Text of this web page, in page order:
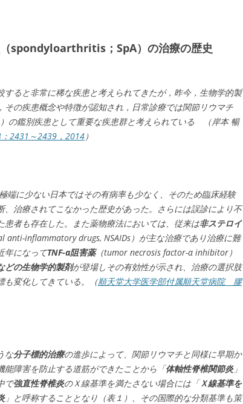
（spondyloarthritis；SpA）の治療の歴史
すると非常に稀な疾患と考えられてきたが，昨今，生物学的製
その疾患概念や特徴が認知され，日常診療では関節リウマチ
の鑑別疾患として重要な疾患群と考えられている （岸本 暢
2431～2439，2014）
端に少ない日本ではその有病率も少なく、そのため臨床経験
、治療されてこなかった歴史があった。さらには誤診により不
患者も存在した。また薬物療法においては、従来は非ステロイ
anti-inflammatory drugs, NSAIDs）が主な治療であり治療に難
年になってTNF-α阻害薬（tumor necrosis factor-α inhibitor）
どの生物学的製剤が登場しその有効性が示され、治療の選択肢
も変化してきている。（順天堂大学医学部付属順天堂病院 膠
な分子標的治療の進歩によって、関節リウマチと同様に早期か
能障害を防止する道筋ができたことから「体軸性脊椎関節炎」
で強直性脊椎炎のＸ線基準を満たさない場合には「Ｘ線基準を
」と呼称することとなり（表１）、その国際的な分類基準も策